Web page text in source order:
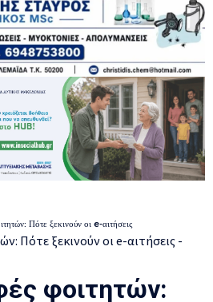
Πότε ξεκινούν οι e-αιτήσεις
φοιτητών: